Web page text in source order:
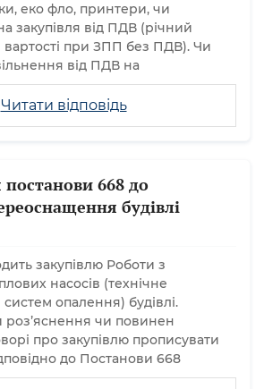
Читати відповідь
еко фло, принтери, чи
закупівля від ПДВ (річний
вартості при ЗПП без ПДВ). Чи
від ПДВ на
постанови 668 до
будівлі
закупівлю Роботи з
насосів (технічне
опалення) будівлі.
чи повинен
про закупівлю прописувати
до Постанови 668